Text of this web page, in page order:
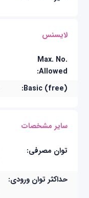
لایسنس
Max. No.
Allowed:
Basic (free):
سایر مشخصات
توان مصرفی:
حداکثر توان ورودی: